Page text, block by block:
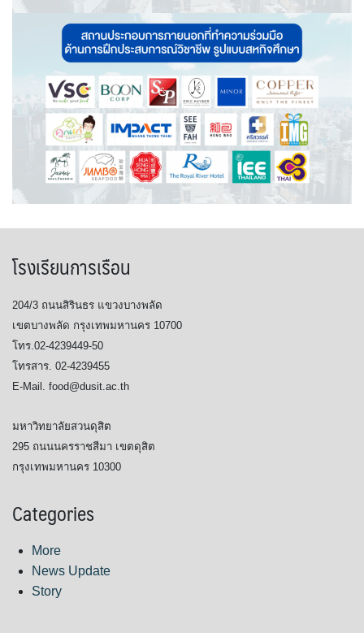
คลิปสาระเทคนิคสไตส์การเรือน
คลิปเทคนิคการทำอาหารง่าย ๆ สไตล์เด็กหอ
ค่าเล่าเรียน
ค่าเล่าเรียน
คำถามที่พบบ่อย
คู่มือนักศึกษา
จำนวนบุคลากรและนักศึกษาโรงเรียนการเรือน
ตารางเรียน
ทำเนียบคณบดี
ทุนการศึกษา
บันทึกเทปกิจกรรม
บุคลากรสายวิชาการ
โรงเรียนการเรือน
204/3 ถนนสิรินธร แขวงบางพลัด
เขตบางพลัด กรุงเทพมหานคร 10700
โทร.02-4239449-50
โทรสาร. 02-4239455
E-Mail. food@dusit.ac.th
มหาวิทยาลัยสวนดุสิต
295 ถนนนครราชสีมา เขตดุสิต
กรุงเทพมหานคร 10300
Categories
More
News Update
Story